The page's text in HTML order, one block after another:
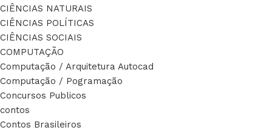
CIÊNCIAS NATURAIS
CIÊNCIAS POLÍTICAS
CIÊNCIAS SOCIAIS
COMPUTAÇÃO
Computação / Arquitetura Autocad
Computação / Pogramação
Concursos Publicos
contos
Contos Brasileiros